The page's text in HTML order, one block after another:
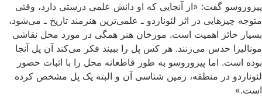
پیزوروسو گفت: «از آنجایی که او دانش علمی درستی دارد، وقتی
متوجه چیزهایی در اثر لئوناردو ـ علمی‌ترین هنرمند تاریخ ـ می‌شود،
بسیار حائز اهمیت است. مورخان هنر همگی در مورد محل نقاشی
مونالیزا حدس می‌زنند. هر کس پل را ببیند فکر می‌کند آن پل آنجا
بوده است. اما پیزوروسو به طور قاطعانه محل را با اثبات حضور
لئوناردو در منطقه، زمین شناسی آن و البته یک پل مشخص کرده
است.»